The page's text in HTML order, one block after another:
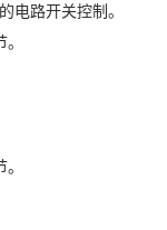
电路开关控制。